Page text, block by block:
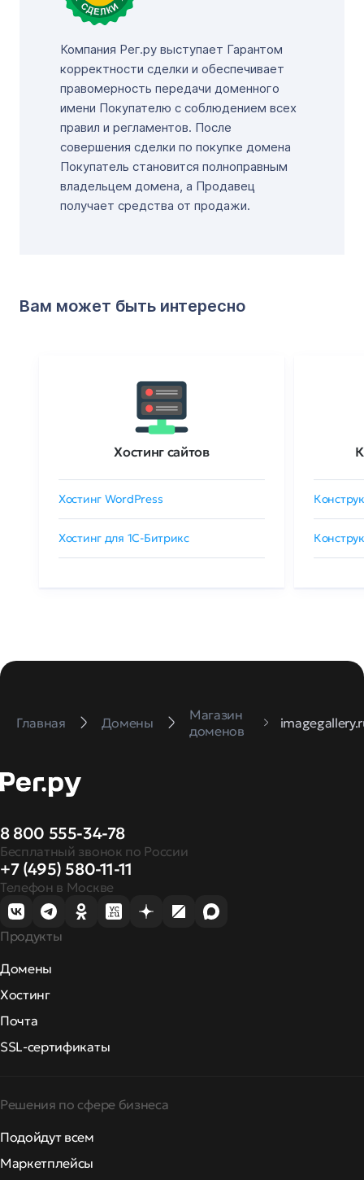
Компания Рег.ру выступает Гарантом
корректности сделки и обеспечивает
правомерность передачи доменного
имени Покупателю с соблюдением всех
правил и регламентов. После
совершения сделки по покупке домена
Покупатель становится полноправным
владельцем домена, а Продавец
получает средства от продажи.
Вам может быть интересно
Хостинг сайтов
Хостинг WordPress
Хостинг для 1C-Битрикс
Главная Домены
Магазин
доменов
8 800 555-34-78
Бесплатный звонок по России
+7 (495) 580-11-11
Телефон в Москве
Продукты
Домены
Хостинг
Почта
SSL-сертификаты
Решения по сфере бизнеса
Подойдут всем
Маркетплейсы